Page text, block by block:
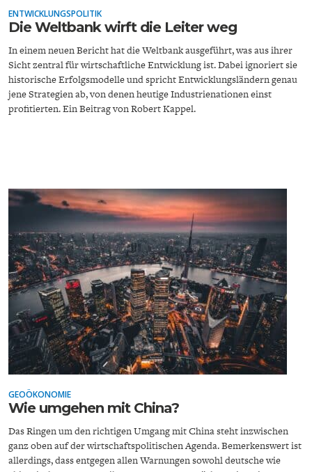
UNGLEICHHEIT UND
EUROPA
ENTWICKLUNGSPOLITIK
Die Weltbank wirft die Leiter weg
In einem neuen Bericht hat die Weltbank ausgeführt, was aus ihrer
Sicht zentral für wirtschaftliche Entwicklung ist. Dabei ignoriert sie
historische Erfolgsmodelle und spricht Entwicklungsländern genau
jene Strategien ab, von denen heutige Industrienationen einst
profitierten. Ein Beitrag von Robert Kappel.
GEOÖKONOMIE
Wie umgehen mit China?
Das Ringen um den richtigen Umgang mit China steht inzwischen
ganz oben auf der wirtschaftspolitischen Agenda. Bemerkenswert ist
allerdings, dass entgegen allen Warnungen sowohl deutsche wie